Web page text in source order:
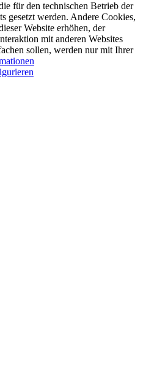
für den technischen Betrieb der
gesetzt werden. Andere Cookies,
Website erhöhen, der
mit anderen Websites
sollen, werden nur mit Ihrer